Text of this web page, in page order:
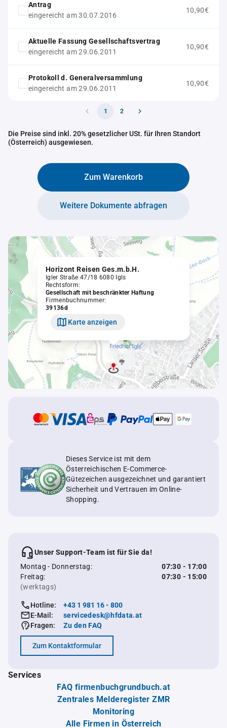
Antrag
eingereicht am 30.07.2016
10,90€
Aktuelle Fassung Gesellschaftsvertrag
eingereicht am 29.06.2011
10,90€
Protokoll d. Generalversammlung
eingereicht am 29.06.2011
10,90€
1 2
Die Preise sind inkl. 20% gesetzlicher USt. für Ihren Standort
(Österreich) ausgewiesen.
Zum Warenkorb
Weitere Dokumente abfragen
Horizont Reisen Ges.m.b.H.
Igler Straße 47/18 6080 Igls
Rechtsform:
Gesellschaft mit beschränkter Haftung
Firmenbuchnummer:
39136d
Karte anzeigen
Dieses Service ist mit dem
Österreichischen E-Commerce-
Gütezeichen ausgezeichnet und garantiert
Sicherheit und Vertrauen im Online-
Shopping.
Unser Support-Team ist für Sie da!
Montag - Donnerstag:
07:30 - 17:00
Freitag:
07:30 - 15:00
(werktags)
Hotline:
+43 1 981 16 - 800
E-Mail:
servicedesk@hfdata.at
Fragen:
Zu den FAQ
Zum Kontaktformular
Services
FAQ firmenbuchgrundbuch.at
Zentrales Melderegister ZMR
Monitoring
Alle Firmen in Österreich